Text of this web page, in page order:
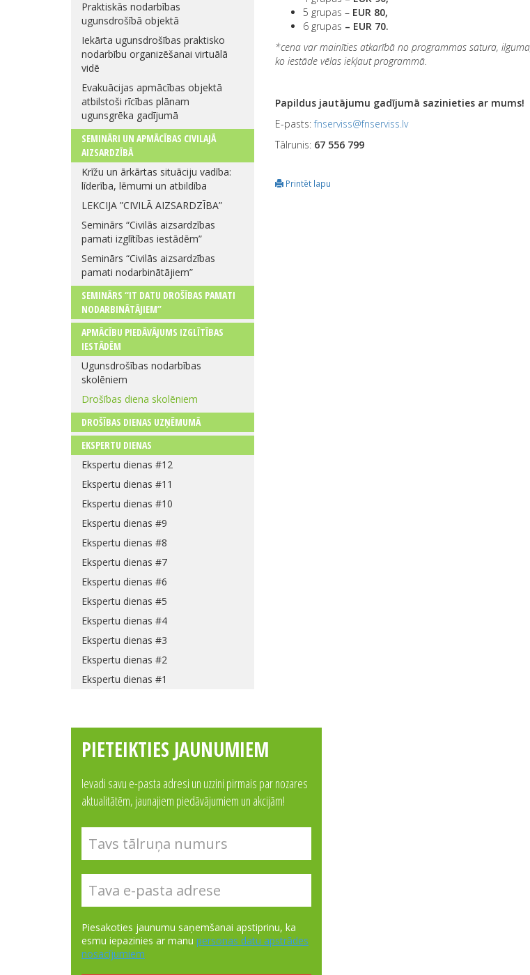
Praktiskās nodarbības
ugunsdrošībā objektā
Iekārta ugunsdrošības praktisko
nodarbību organizēšanai virtuālā
vidē
Evakuācijas apmācības objektā
atbilstoši rīcības plānam
ugunsgrēka gadījumā
SEMINĀRI UN APMĀCĪBAS CIVILAJĀ
AIZSARDZĪBĀ
Krīžu un ārkārtas situāciju vadība:
līderība, lēmumi un atbildība
LEKCIJA ”CIVILĀ AIZSARDZĪBA”
Seminārs “Civilās aizsardzības
pamati izglītības iestādēm”
Seminārs “Civilās aizsardzības
pamati nodarbinātājiem”
SEMINĀRS “IT DATU DROŠĪBAS PAMATI
NODARBINĀTĀJIEM”
APMĀCĪBU PIEDĀVĀJUMS IZGLĪTĪBAS
IESTĀDĒM
Ugunsdrošības nodarbības
skolēniem
Drošības diena skolēniem
DROŠĪBAS DIENAS UZŅĒMUMĀ
EKSPERTU DIENAS
Ekspertu dienas #12
Ekspertu dienas #11
Ekspertu dienas #10
Ekspertu dienas #9
Ekspertu dienas #8
Ekspertu dienas #7
Ekspertu dienas #6
Ekspertu dienas #5
Ekspertu dienas #4
Ekspertu dienas #3
Ekspertu dienas #2
Ekspertu dienas #1
5 grupas – EUR 80,
6 grupas – EUR 70.
*cena var mainīties atkarībā no programmas satura,
ko iestāde vēlas iekļaut programmā.
Papildus jautājumu gadījumā sazinieties ar mums!
E-pasts:fnserviss@fnserviss.lv
Tālrunis: 67 556 799
Printēt lapu
PIETEIKTIES JAUNUMIEM
Ievadi savu e-pasta adresi un uzzini pirmais par nozares
aktualitātēm, jaunajiem piedāvājumiem un akcijām!
Piesakoties jaunumu saņemšanai apstiprinu, ka
esmu iepazinies ar manu personas datu apstrādes
nosacījumiem